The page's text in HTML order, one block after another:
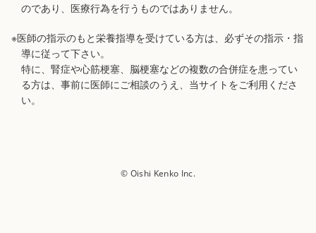
のであり、医療行為を行うものではありません。
※医師の指示のもと栄養指導を受けている方は、必ずその指示・指
導に従って下さい。
特に、腎症や心筋梗塞、脳梗塞などの複数の合併症を患ってい
る方は、事前に医師にご相談のうえ、当サイトをご利用くださ
い。
© Oishi Kenko Inc.